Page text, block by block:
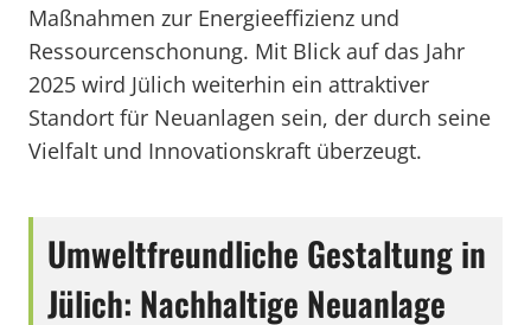
Maßnahmen zur Energieeffizienz und
Ressourcenschonung. Mit Blick auf das Jahr
2025 wird Jülich weiterhin ein attraktiver
Standort für Neuanlagen sein, der durch seine
Vielfalt und Innovationskraft überzeugt.
Umweltfreundliche Gestaltung in
Jülich: Nachhaltige Neuanlage